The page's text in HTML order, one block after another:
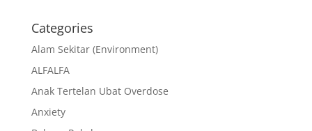
Categories
Alam Sekitar (Environment)
ALFALFA
Anak Tertelan Ubat Overdose
Anxiety